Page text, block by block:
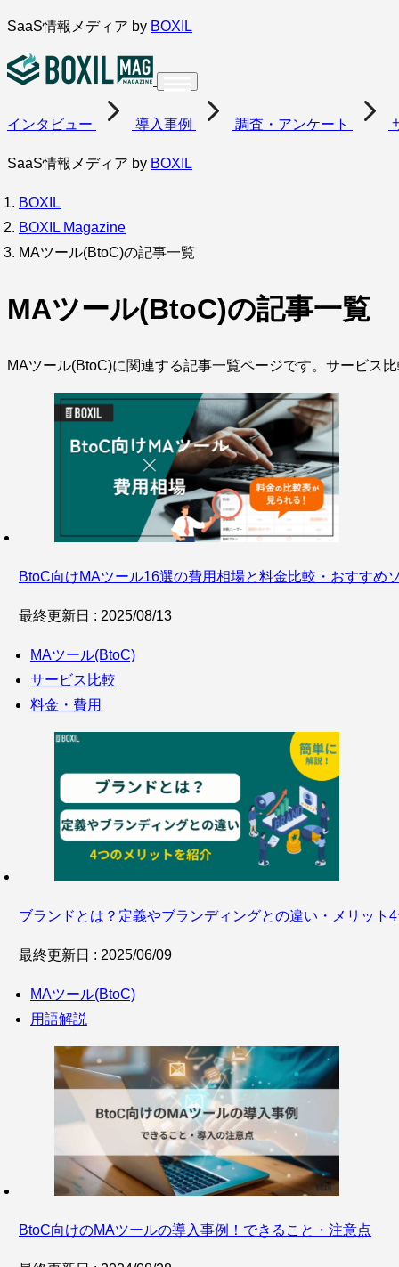
内
を
キ
SaaS情報メディア by BOXIL
インタビュー 導入事例 調査・アンケート
SaaS情報メディア by BOXIL
BOXIL
BOXIL Magazine
MAツール(BtoC)の記事一覧
MAツール(BtoC)の記事一覧
MAツール(BtoC)に関連する記事一覧ページです。サービス
BtoC向けMAツール16選の費用相場と料金比較・おすすめ
最終更新日 : 2025/08/13
MAツール(BtoC)
サービス比較
料金・費用
ブランドとは？定義やブランディングとの違い・メリット
最終更新日 : 2025/06/09
MAツール(BtoC)
用語解説
BtoC向けのMAツールの導入事例！できること・注意点